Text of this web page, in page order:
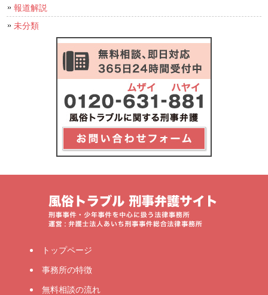
報道解説
未分類
トップページ
事務所の特徴
無料相談の流れ